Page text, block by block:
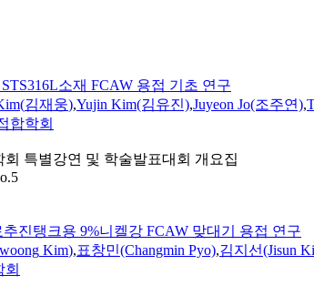
소재 FCAW 용접 기초 연구
(김재웅),Yujin Kim(김유진),Juyeon Jo(조주연),
합학회
회 특별강연 및 학술발표대회 개요집
진탱크용 9%니켈강 FCAW 맞대기 용접 연구
Kim),표창민(Changmin Pyo),김지선(Jisun